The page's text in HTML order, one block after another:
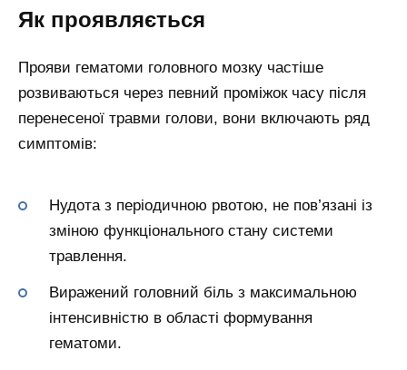
Як проявляється
Прояви гематоми головного мозку частіше
розвиваються через певний проміжок часу після
перенесеної травми голови, вони включають ряд
симптомів:
Нудота з періодичною рвотою, не пов’язані із
зміною функціонального стану системи
травлення.
Виражений головний біль з максимальною
інтенсивністю в області формування
гематоми.